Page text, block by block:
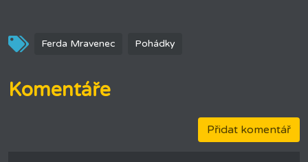
Ferda Mravenec Pohádky
Komentáře
Přidat komentář